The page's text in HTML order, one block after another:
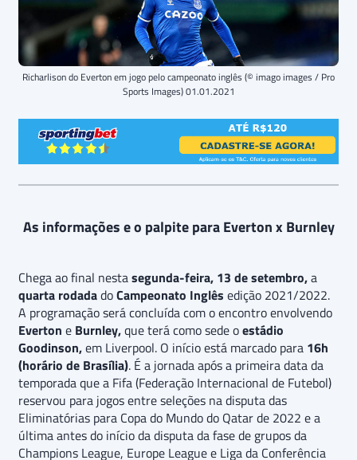
Richarlison do Everton em jogo pelo campeonato inglês (© imago images / Pro
Sports Images) 01.01.2021
As informações e o palpite para Everton x Burnley
Chega ao final nestasegunda-feira, 13 de setembro,a
quarta rodadadoCampeonato Inglês edição 2021/2022.
A programação será concluída com o encontro envolvendo
Everton e Burnley,que terá como sede oestádio
Goodinson,em Liverpool. O início está marcado para 16h
(horário de Brasília). É a jornada após a primeira data da
temporada que a Fifa (Federação Internacional de Futebol)
reservou para jogos entre seleções na disputa das
Eliminatórias para Copa do Mundo do Qatar de 2022 e a
última antes do início da disputa da fase de grupos da
Champions League, Europe League e Liga da Conferência